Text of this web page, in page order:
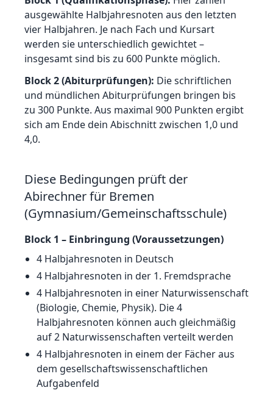
ausgewählte Halbjahresnoten aus den letzten
vier Halbjahren. Je nach Fach und Kursart
werden sie unterschiedlich gewichtet –
insgesamt sind bis zu 600 Punkte möglich.
Block 2 (Abiturprüfungen): Die schriftlichen
und mündlichen Abiturprüfungen bringen bis
zu 300 Punkte. Aus maximal 900 Punkten ergibt
sich am Ende dein Abischnitt zwischen 1,0 und
4,0.
Diese Bedingungen prüft der
Abirechner für Bremen
(Gymnasium/Gemeinschaftsschule)
Block 1 – Einbringung (Voraussetzungen)
4 Halbjahresnoten in Deutsch
4 Halbjahresnoten in der 1. Fremdsprache
4 Halbjahresnoten in einer Naturwissenschaft
(Biologie, Chemie, Physik). Die 4
Halbjahresnoten können auch gleichmäßig
auf 2 Naturwissenschaften verteilt werden
4 Halbjahresnoten in einem der Fächer aus
dem gesellschaftswissenschaftlichen
Aufgabenfeld